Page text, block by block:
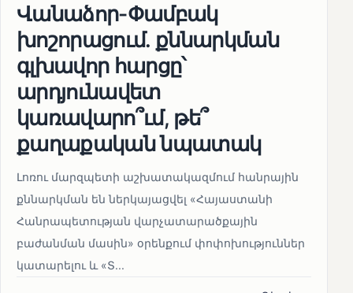
Վանաձոր-Փամբակ
խոշորացում. քննարկման
գլխավոր հարցը՝
արդյունավետ
կառավարո՞ւմ, թե՞
քաղաքական նպատակ
Լոռու մարզպետի աշխատակազմում հանրային
քննարկման են ներկայացվել «Հայաստանի
Հանրապետության վարչատարածքային
բաժանման մասին» օրենքում փոփոխություններ
կատարելու և «Տ...